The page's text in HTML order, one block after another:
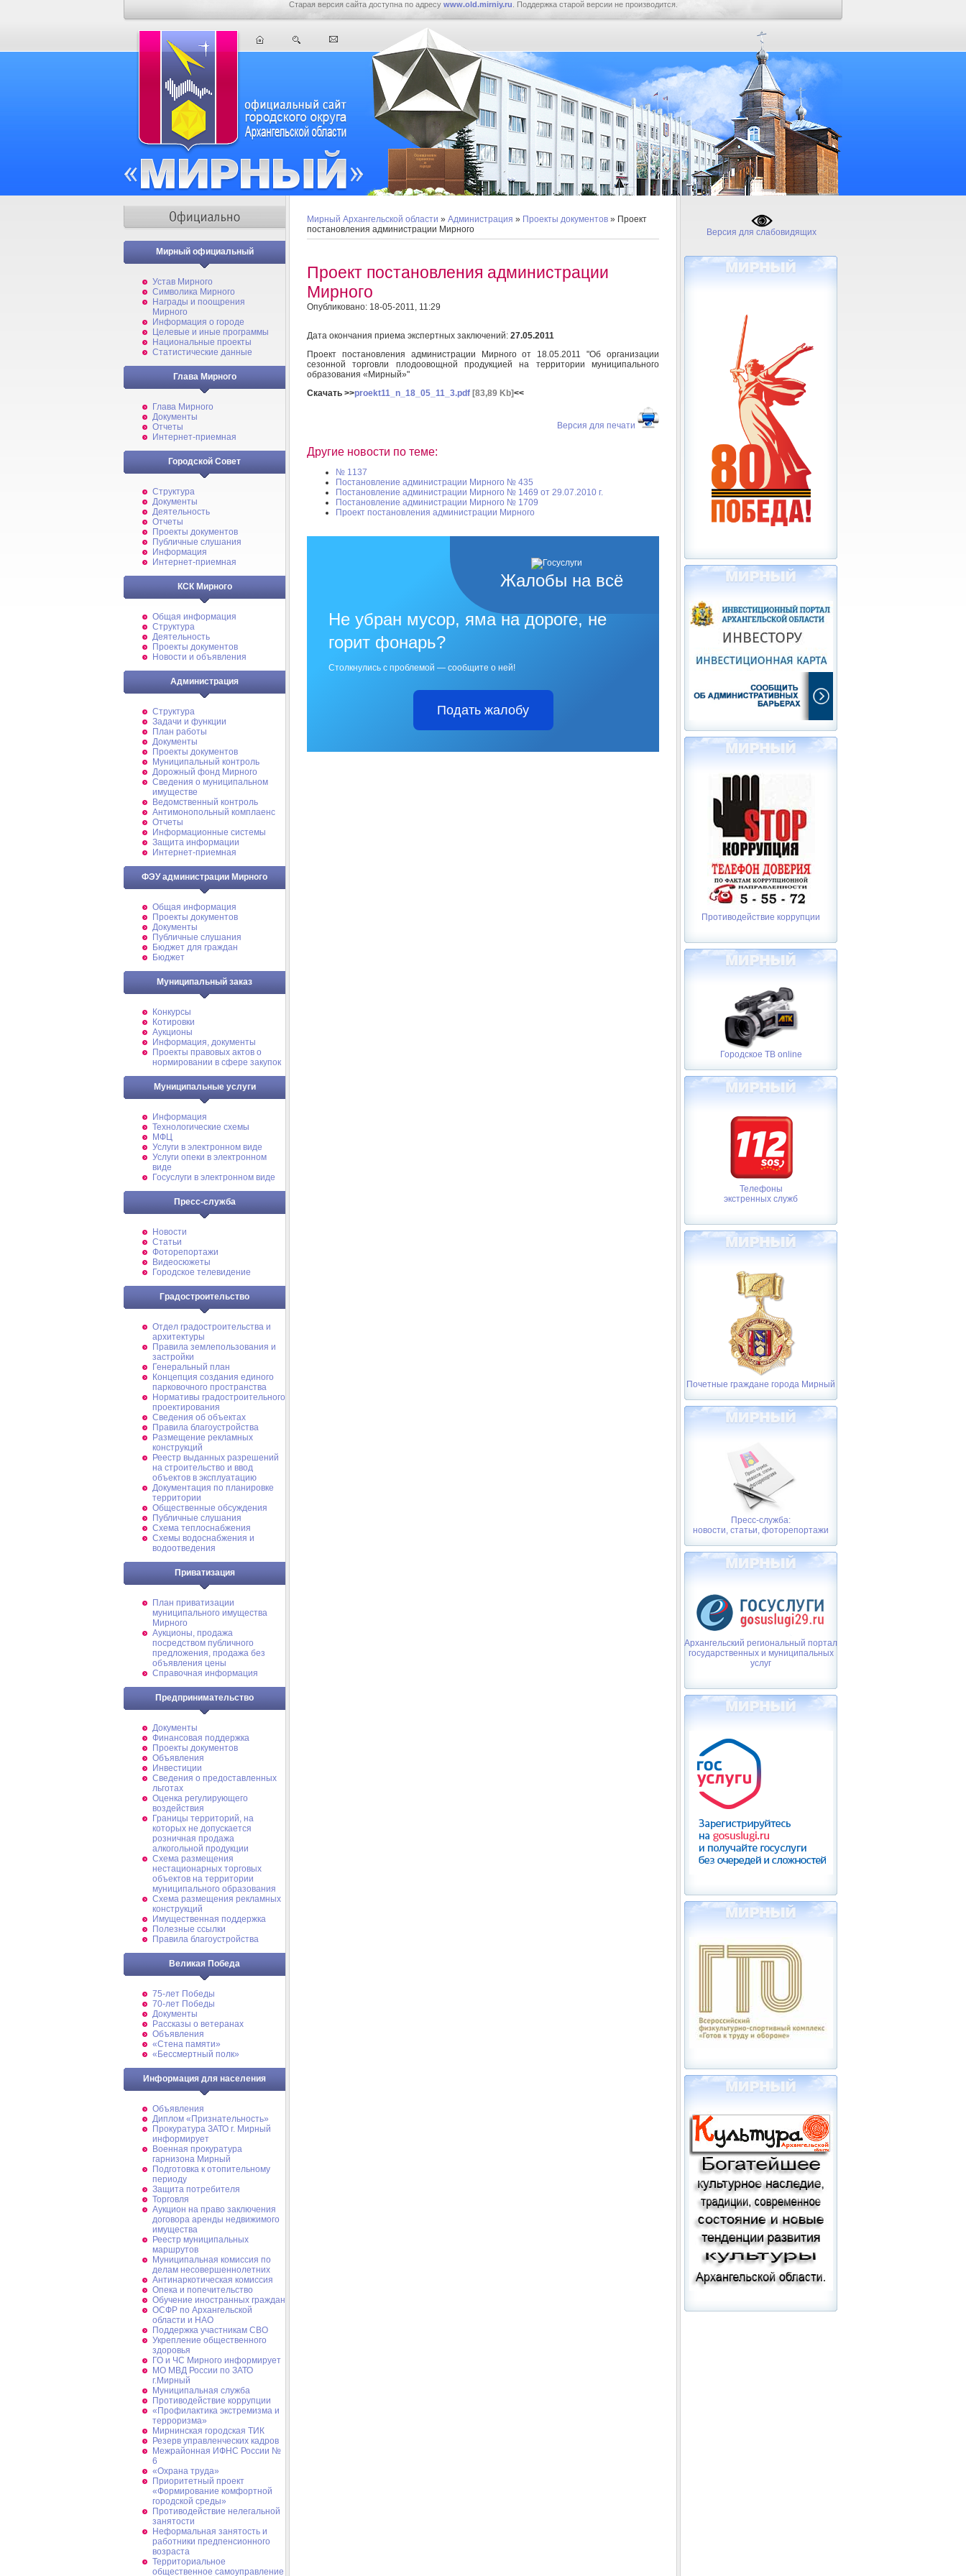
Старая версия сайта доступна по адресу www.old.mirniy.ru . Поддержка старой версии не производится.
Мирный официальный
Устав Мирного
Символика Мирного
Награды и поощрения
Мирного
Информация о городе
Целевые и иные программы
Национальные проекты
Статистические данные
Глава Мирного
Глава Мирного
Документы
Отчеты
Интернет-приемная
Городской Совет
Структура
Документы
Деятельность
Отчеты
Проекты документов
Публичные слушания
Информация
Интернет-приемная
КСК Мирного
Общая информация
Структура
Деятельность
Проекты документов
Новости и объявления
Администрация
Структура
Задачи и функции
План работы
Документы
Проекты документов
Муниципальный контроль
Дорожный фонд Мирного
Cведения о муниципальном
имуществе
Ведомственный контроль
Антимонопольный комплаенс
Отчеты
Информационные системы
Защита информации
Интернет-приемная
ФЭУ администрации Мирного
Общая информация
Проекты документов
Документы
Публичные слушания
Бюджет для граждан
Бюджет
Муниципальный заказ
Конкурсы
Котировки
Аукционы
Информация, документы
Проекты правовых актов о
нормировании в сфере закупок
Муниципальные услуги
Информация
Технологические схемы
МФЦ
Услуги в электронном виде
Услуги опеки в электронном
виде
Госуслуги в электронном виде
Пресс-служба
Новости
Статьи
Фоторепортажи
Видеосюжеты
Городское телевидение
Градостроительство
Отдел градостроительства и
архитектуры
Правила землепользования и
застройки
Генеральный план
Концепция создания единого
парковочного пространства
Нормативы градостроительного
проектирования
Сведения об объектах
Правила благоустройства
Размещение рекламных
конструкций
Реестр выданных разрешений
на строительство и ввод
объектов в эксплуатацию
Документация по планировке
территории
Общественные обсуждения
Публичные слушания
Схема теплоснабжения
Схемы водоснабжения и
водоотведения
Приватизация
План приватизации
муниципального имущества
Мирного
Аукционы, продажа
посредством публичного
предложения, продажа без
объявления цены
Справочная информация
Предпринимательство
Документы
Финансовая поддержка
Проекты документов
Объявления
Инвестиции
Сведения о предоставленных
льготах
Оценка регулирующего
воздействия
Границы территорий, на
которых не допускается
розничная продажа
алкогольной продукции
Схема размещения
нестационарных торговых
объектов на территории
муниципального образования
Схема размещения рекламных
конструкций
Имущественная поддержка
Полезные ссылки
Правила благоустройства
Великая Победа
75-лет Победы
70-лет Победы
Документы
Рассказы о ветеранах
Объявления
«Стена памяти»
«Бессмертный полк»
Информация для населения
Объявления
Диплом «Признательность»
Прокуратура ЗАТО г. Мирный
информирует
Военная прокуратура
гарнизона Мирный
Подготовка к отопительному
периоду
Защита потребителя
Торговля
Аукцион на право заключения
договора аренды недвижимого
имущества
Реестр муниципальных
маршрутов
Муниципальная комиссия по
делам несовершеннолетних
Антинаркотическая комиссия
Опека и попечительство
Обучение иностранных граждан
ОСФР по Архангельской
области и НАО
Поддержка участникам СВО
Укрепление общественного
здоровья
ГО и ЧС Мирного информирует
МО МВД России по ЗАТО
г.Мирный
Муниципальная cлужба
Противодействие коррупции
«Профилактика экстремизма и
терроризма»
Мирнинская городская ТИК
Резерв управленческих кадров
Межрайонная ИФНС России №
6
«Охрана труда»
Приоритетный проект
«Формирование комфортной
городской среды»
Противодействие нелегальной
занятости
Неформальная занятость и
работники предпенсионного
возраста
Территориальное
общественное самоуправление
Мирный Архангельской области » Администрация » Проекты документов » Проект
постановления администрации Мирного
Проект постановления администрации
Мирного
Опубликовано: 18-05-2011, 11:29
Дата окончания приема экспертных заключений: 27.05.2011
Проект постановления администрации Мирного от 18.05.2011 "Об организации
сезонной торговли плодоовощной продукцией на территории муниципального
образования «Мирный»"
Скачать >>proekt11_n_18_05_11_3.pdf [83,89 Kb]<<
Версия для печати
Другие новости по теме:
№ 1137
Постановление администрации Мирного № 435
Постановление администрации Мирного № 1469 от 29.07.2010 г.
Постановление администрации Мирного № 1709
Проект постановления администрации Мирного
Жалобы на всё
Не убран мусор, яма на дороге, не
горит фонарь?
Столкнулись с проблемой — сообщите о ней!
Подать жалобу
Версия для слабовидящих
Противодействие коррупции
Городское ТВ online
Телефоны
экстренных служб
Почетные граждане города Мирный
Пресс-служба:
новости, статьи, фоторепортажи
Архангельский региональный портал
государственных и муниципальных
услуг